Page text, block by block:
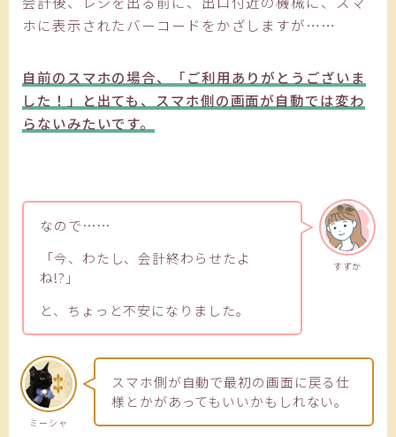
ホに表示されたバーコードをかざしますが……
自前のスマホの場合、「ご利用ありがとうございま
した！」と出ても、スマホ側の画面が自動では変わ
らないみたいです。
すずか
なので……
「今、わたし、会計終わらせたよ
ね!?」
と、ちょっと不安になりました。
ミーシャ
スマホ側が自動で最初の画面に戻る仕
様とかがあってもいいかもしれない。